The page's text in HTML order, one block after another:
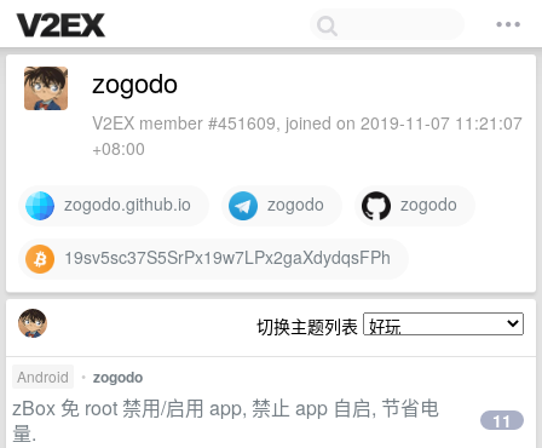
zogodo
V2EX member #451609, joined on 2019-11-07 11:21:07
+08:00
zogodo.github.io zogodo zogodo
19sv5sc37S5SrPx19w7LPx2gaXdydqsFPh
切换主题列表
Android • zogodo
zBox 免 root 禁用/启用 app, 禁止 app 自启, 节省电
量.
11